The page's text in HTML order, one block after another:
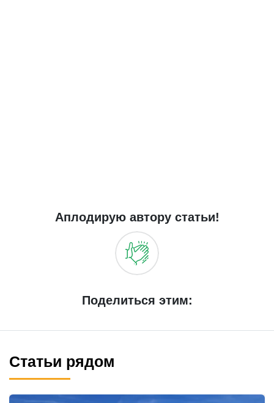
Аплодирую автору статьи!
Поделиться этим:
Статьи рядом